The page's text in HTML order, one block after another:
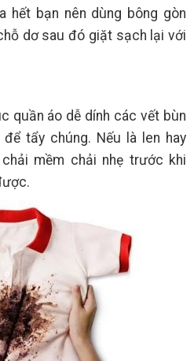
hết bạn nên dùng bông gòn
dơ sau đó giặt sạch lại với
quần áo dễ dính các vết bùn
tẩy chúng. Nếu là len hay
mềm chải nhẹ trước khi